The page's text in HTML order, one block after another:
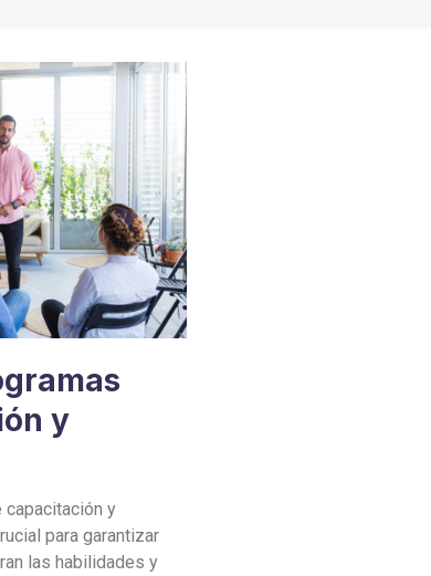
y
capacitación y
para garantizar
las habilidades y